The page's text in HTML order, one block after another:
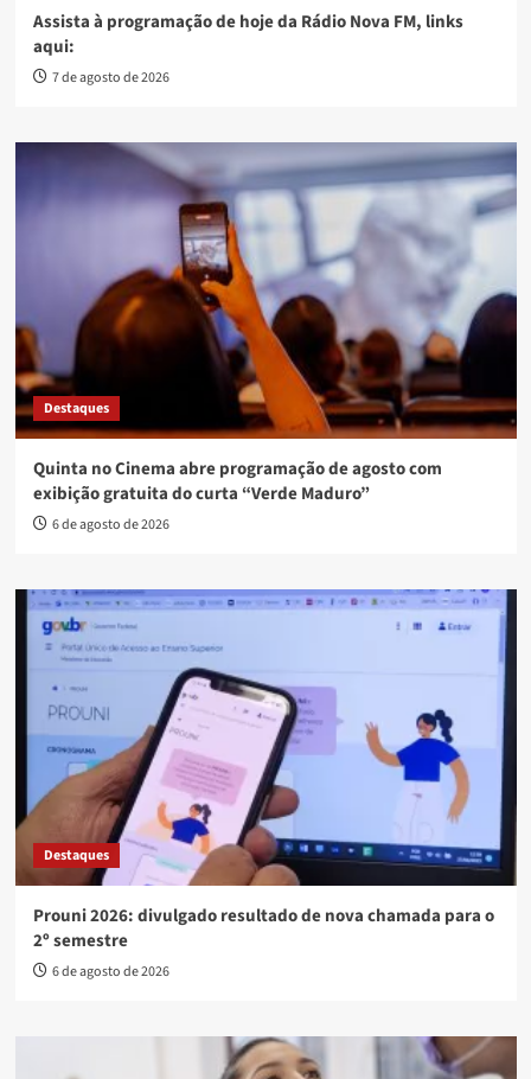
Assista à programação de hoje da Rádio Nova FM, links
aqui:
7 de agosto de 2026
Destaques
Quinta no Cinema abre programação de agosto com
exibição gratuita do curta “Verde Maduro”
6 de agosto de 2026
Destaques
Prouni 2026: divulgado resultado de nova chamada para o
2º semestre
6 de agosto de 2026